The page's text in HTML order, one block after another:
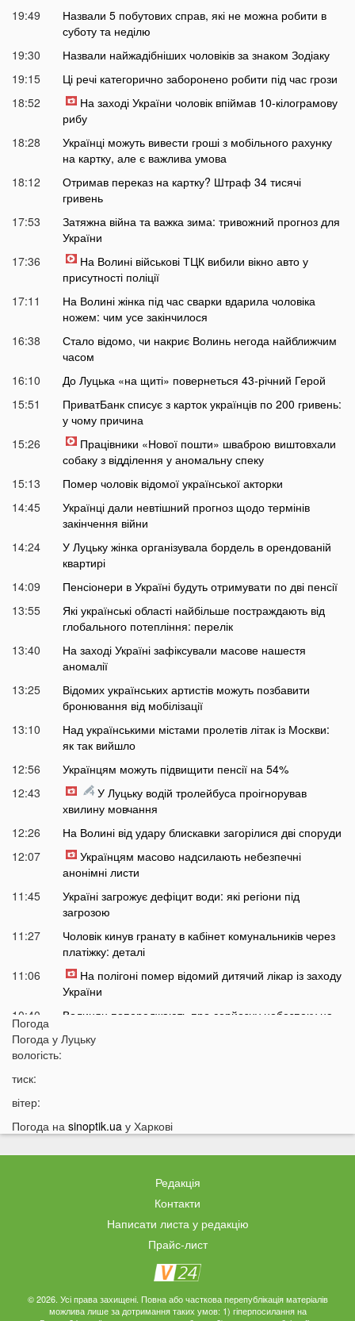
19:49
Назвали 5 побутових справ, які не можна робити в
суботу та неділю
19:30
Назвали найжадібніших чоловіків за знаком Зодіаку
19:15
Ці речі категорично заборонено робити під час грози
18:52
На заході України чоловік впіймав 10-кілограмову
рибу
18:28
Українці можуть вивести гроші з мобільного рахунку
на картку, але є важлива умова
18:12
Отримав переказ на картку? Штраф 34 тисячі
гривень
17:53
Затяжна війна та важка зима: тривожний прогноз для
України
17:36
На Волині військові ТЦК вибили вікно авто у
присутності поліції
17:11
На Волині жінка під час сварки вдарила чоловіка
ножем: чим усе закінчилося
16:38
Стало відомо, чи накриє Волинь негода найближчим
часом
16:10
До Луцька «на щиті» повернеться 43-річний Герой
15:51
ПриватБанк списує з карток українців по 200 гривень:
у чому причина
15:26
Працівники «Нової пошти» шваброю виштовхали
собаку з відділення у аномальну спеку
15:13
Помер чоловік відомої української акторки
14:45
Українці дали невтішний прогноз щодо термінів
закінчення війни
14:24
У Луцьку жінка організувала бордель в орендованій
квартирі
14:09
Пенсіонери в Україні будуть отримувати по дві пенсії
13:55
Які українські області найбільше постраждають від
глобального потепління: перелік
13:40
На заході Україні зафіксували масове нашестя
аномалії
13:25
Відомих українських артистів можуть позбавити
бронювання від мобілізації
13:10
Над українськими містами пролетів літак із Москви:
як так вийшло
12:56
Українцям можуть підвищити пенсії на 54%
12:43
У Луцьку водій тролейбуса проігнорував
хвилину мовчання
12:26
На Волині від удару блискавки загорілися дві споруди
12:07
Українцям масово надсилають небезпечні
анонімні листи
11:45
Україні загрожує дефіцит води: які регіони під
загрозою
11:27
Чоловік кинув гранату в кабінет комунальників через
платіжку: деталі
11:06
На полігоні помер відомий дитячий лікар із заходу
України
10:40
Волинян попереджають про серйозну небезпеку на
10:15
На Луцьк насувається гроза
Біля Луцька негода наробила біди: волиняни
публікують наслідки у мережі
Астрологи назвали знаки Зодіаку, для яких серпень
Врожай під загрозою: як врятувати город від
аномальної спеки
Погода
Погода у Луцьку
вологість:
тиск:
вітер:
Погода на sinoptik.ua у Харкові
Редакція
Контакти
Написати листа у редакцію
Прайс-лист
© 2026. Усі права захищені. Повна або часткова перепублікація матеріалів
можлива лише за дотримання таких умов: 1) гіперпосилання на